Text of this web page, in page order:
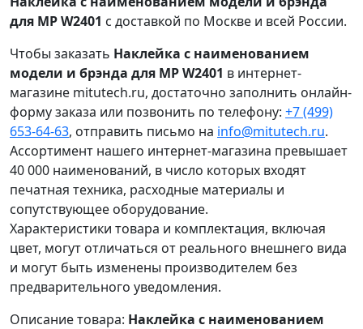
для MP W2401 с доставкой по Москве и всей России.
Чтобы заказать Наклейка с наименованием
модели и брэнда для MP W2401 в интернет-
магазине mitutech.ru, достаточно заполнить онлайн-
форму заказа или позвонить по телефону: +7 (499)
653-64-63, отправить письмо на info@mitutech.ru.
Ассортимент нашего интернет-магазина превышает
40 000 наименований, в число которых входят
печатная техника, расходные материалы и
сопутствующее оборудование.
Характеристики товара и комплектация, включая
цвет, могут отличаться от реального внешнего вида
и могут быть изменены производителем без
предварительного уведомления.
Описание товара: Наклейка с наименованием